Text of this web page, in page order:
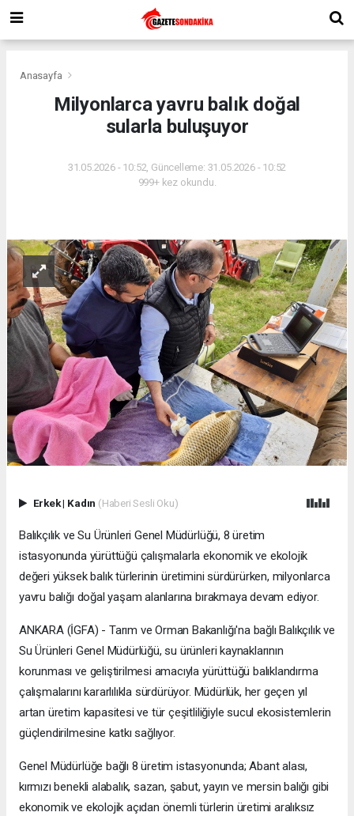
Anasayfa
Milyonlarca yavru balık doğal
sularla buluşuyor
31.05.2026 - 10:52, Güncelleme: 31.05.2026 - 10:52
999+ kez okundu.
Erkek| Kadın (Haberi Sesli Oku)
Balıkçılık ve Su Ürünleri Genel Müdürlüğü, 8 üretim
istasyonunda yürüttüğü çalışmalarla ekonomik ve ekolojik
değeri yüksek balık türlerinin üretimini sürdürürken, milyonlarca
yavru balığı doğal yaşam alanlarına bırakmaya devam ediyor.
ANKARA (İGFA) - Tarım ve Orman Bakanlığı'na bağlı Balıkçılık ve
Su Ürünleri Genel Müdürlüğü, su ürünleri kaynaklarının
korunması ve geliştirilmesi amacıyla yürüttüğü balıklandırma
çalışmalarını kararlılıkla sürdürüyor. Müdürlük, her geçen yıl
artan üretim kapasitesi ve tür çeşitliliğiyle sucul ekosistemlerin
güçlendirilmesine katkı sağlıyor.
Genel Müdürlüğe bağlı 8 üretim istasyonunda; Abant alası,
kırmızı benekli alabalık, sazan, şabut, yayın ve mersin balığı gibi
ekonomik ve ekolojik açıdan önemli türlerin üretimi aralıksız